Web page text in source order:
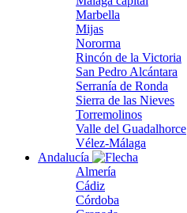
Marbella
Mijas
Nororma
Rincón de la Victoria
San Pedro Alcántara
Serranía de Ronda
Sierra de las Nieves
Torremolinos
Valle del Guadalhorce
Vélez-Málaga
Andalucía
Almería
Cádiz
Córdoba